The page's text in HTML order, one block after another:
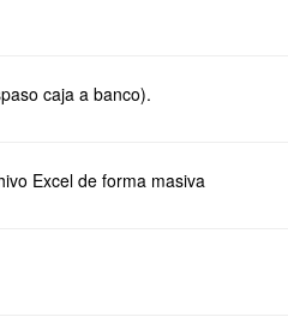
caja a banco).
Excel de forma masiva